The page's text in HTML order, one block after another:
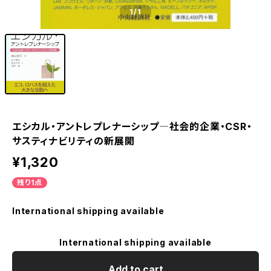
1/1
エシカル・アントレプレナーシップ―社会的企業・CSR・
サスティナビリティの新展開
¥1,320
残り1点
International shipping available
International shipping available